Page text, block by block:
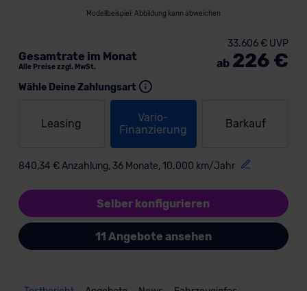
Modellbeispiel: Abbildung kann abweichen
Wähle Deine Zahlungsart
Leasing
Vario-
Finanzierung
Barkauf
840,34 € Anzahlung, 36 Monate, 10.000 km/Jahr
Gesamtrate im Monat
Alle Preise zzgl. MwSt.
33.606 € UVP
ab 226 €
Selber konfigurieren
11 Angebote ansehen